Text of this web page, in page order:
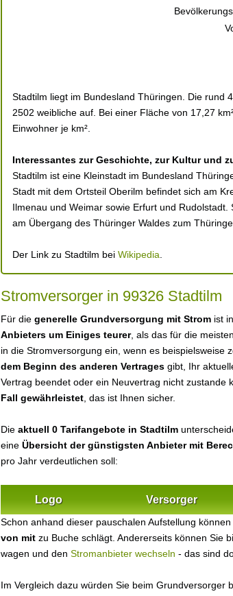
Stadtilm liegt im Bundesland Thüringen. Die rund
2502 weibliche auf. Bei einer Fläche von 17,27
Einwohner je km².
Interessantes zur Geschichte, zur Kultur und
Stadtilm ist eine Kleinstadt im Bundesland
Stadt mit dem Ortsteil Oberilm befindet sich am
Ilmenau und Weimar sowie Erfurt und
am Übergang des Thüringer Waldes zum
Der Link zu Stadtilm bei Wikipedia
Stromversorger in 99326 Stadtilm
Für die generelle Grundversorgung mit Strom ist
Anbieters um Einiges teurer, als das für die
in die Stromversorgung ein, wenn es beispielsweise
dem Beginn des anderen Vertrages gibt, Ihr
Vertrag beendet oder ein Neuvertrag nicht zustande
Fall gewährleistet , das ist Ihnen sicher.
Die aktuell 0 Tarifangebote in Stadtilm
eine Übersicht der günstigsten Anbieter mit
pro Jahr verdeutlichen soll:
Logo Versorger
Schon anhand dieser pauschalen Aufstellung
von mit zu Buche schlägt. Andererseits können Sie
wagen und den Stromanbieter wechseln - das sind
Im Vergleich dazu würden Sie beim Grundversorger